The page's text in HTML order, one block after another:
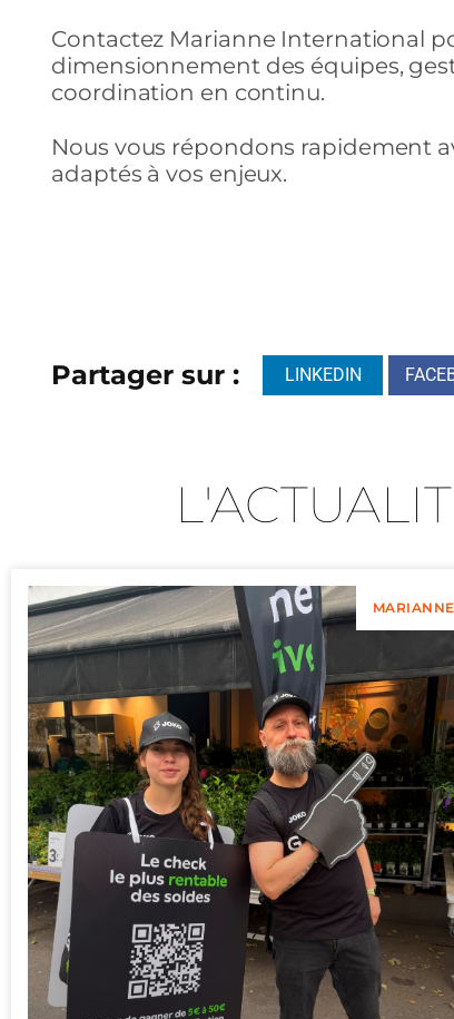
Contactez Marianne International
dimensionnement des équipes,
coordination en continu.
Nous vous répondons rapidement
adaptés à vos enjeux.
Partager sur : LINKEDIN
MARIANNE